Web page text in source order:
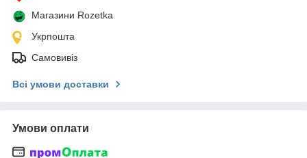
Магазини Rozetka
Укрпошта
Самовивіз
Всі умови доставки
Умови оплати